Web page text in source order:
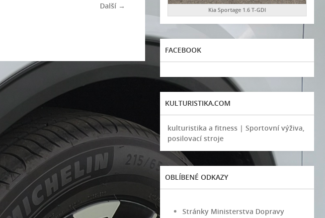
Další → Kia Sportage 1.6 T-GDI
FACEBOOK
KULTURISTIKA.COM
kulturistika a fitness | Sportovní výživa,
posilovací stroje
OBLÍBENÉ ODKAZY
Stránky Ministerstva Dopravy